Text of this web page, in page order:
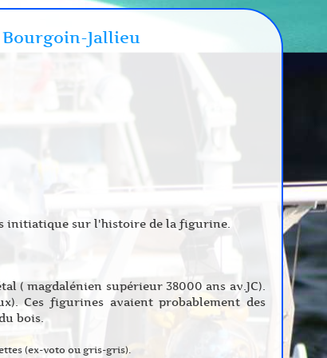
Bourgoin-Jallieu
initiatique sur l'histoire de la figurine.
( magdalénien supérieur 38000 ans av.JC).
Ces figurines avaient probablement des
bois.
(ex-voto ou gris-gris).